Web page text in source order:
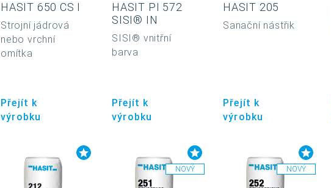
HASIT 650 CS I
Strojní jádrová
nebo vrchní
omítka
Přejít k
výrobku
HASIT PI 572
SISI® IN
SISI® vnitřní
barva
Přejít k
výrobku
HASIT 205
Sanační nástřik
Přejít k
výrobku
NOVÝ NOVÝ